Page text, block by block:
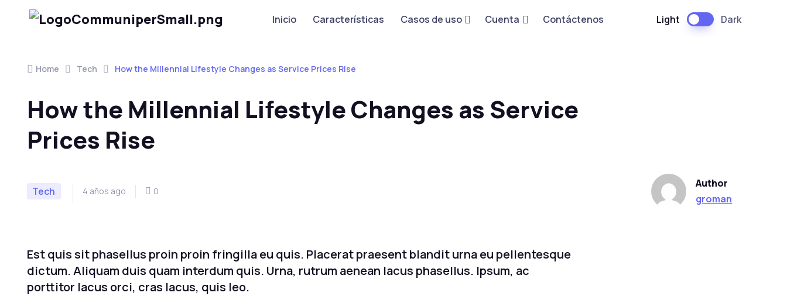
Inicio Características Casos de uso Cuenta Contáctenos Light Dark
Home Tech How the Millennial Lifestyle Changes as Service Prices Rise
How the Millennial Lifestyle Changes as Service
Prices Rise
Tech 4 años ago 0
Author
groman
Est quis sit phasellus proin proin fringilla eu quis. Placerat praesent blandit urna eu pellentesque
dictum. Aliquam duis quam interdum quis. Urna, rutrum aenean lacus phasellus. Ipsum, ac
porttitor lacus orci, cras lacus, quis leo.